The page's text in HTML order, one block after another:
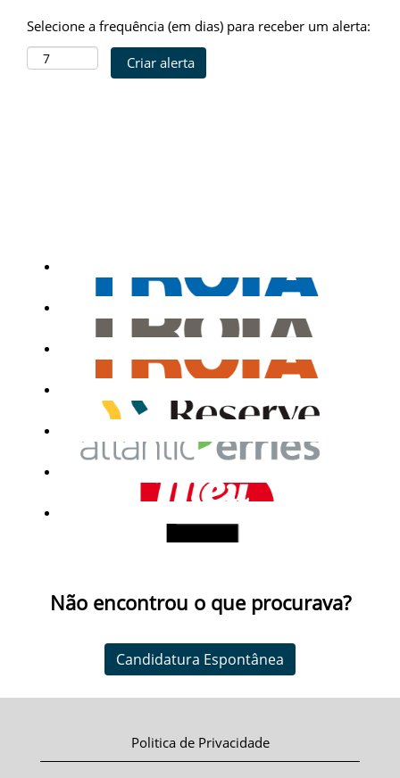
Selecione a frequência (em dias) para receber um alerta:
Não encontrou o que procurava?
Candidatura Espontânea
Politica de Privacidade